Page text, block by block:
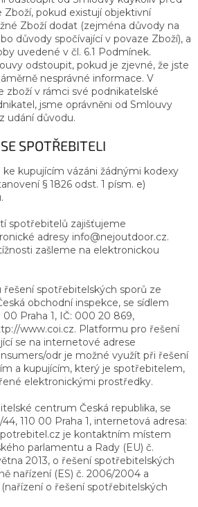
pokud existují objektivní
Zboží dodat (zejména důvody na
důvody spočívající v povaze Zboží), a
uvedené v čl. 6.1 Podmínek.
odstoupit, pokud je zjevné, že jste
nesprávné informace. V
zboží v rámci své podnikatelské
jsme oprávněni od Smlouvy
udání důvodu.
SPOTŘEBITELI
kupujícím vázáni žádnými kodexy
§ 1826 odst. 1 písm. e)
spotřebitelů zajišťujeme
adresy info@nejoutdoor.cz.
zašleme na elektronickou
spotřebitelských sporů ze
obchodní inspekce, se sídlem
00 Praha 1, IČ: 000 20 869,
www.coi.cz. Platformu pro řešení
se na internetové adrese
odr je možné využít při řešení
a kupujícím, který je spotřebitelem,
elektronickými prostředky.
centrum Česká republika, se
110 00 Praha 1, internetová adresa:
je kontaktním místem
parlamentu a Rady (EU) č.
2013, o řešení spotřebitelských
nařízení (ES) č. 2006/2004 a
o řešení spotřebitelských